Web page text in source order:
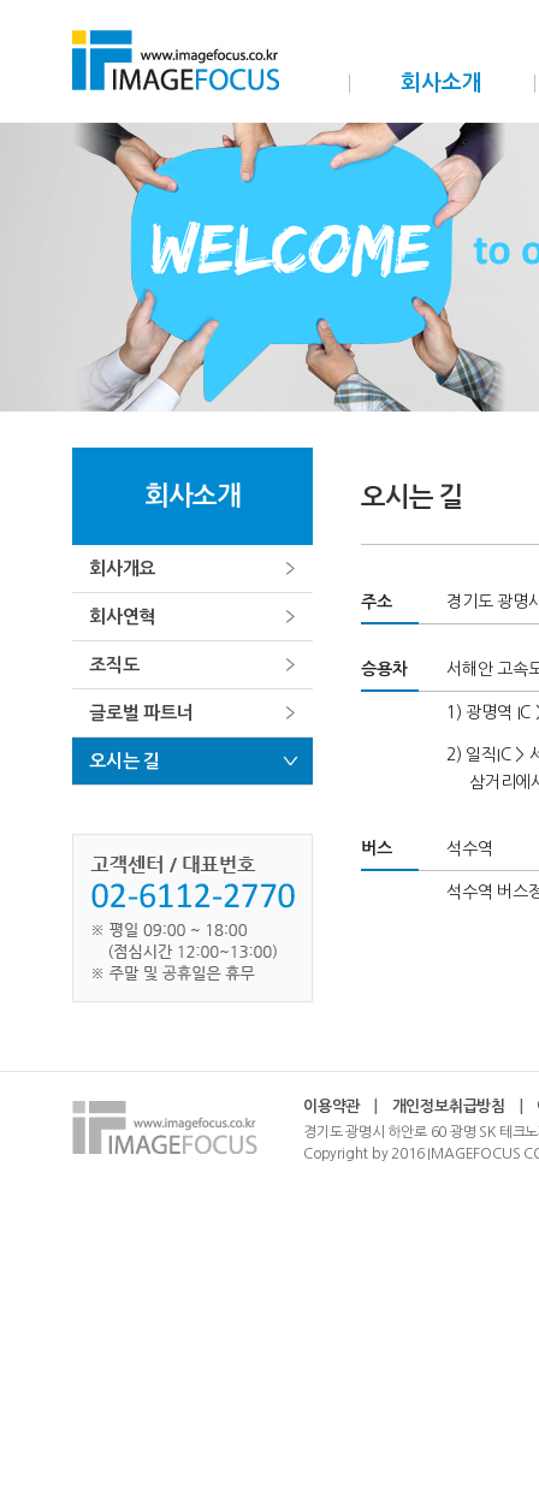
회사소개
회사소개
회사개요
회사연혁
조직도
글로벌 파트너
오시는 길
오시는 길
주소 경기도 광
승용차 서해안 고속
1) 광명역 IC
2) 일직IC >
삼거리에
버스 석수역
석수역 버스
이용약관 개인정보취급방침
경기도 광명시 하안로 60 광명 SK 테크
Copyright by 2016 IMAGEFOCUS